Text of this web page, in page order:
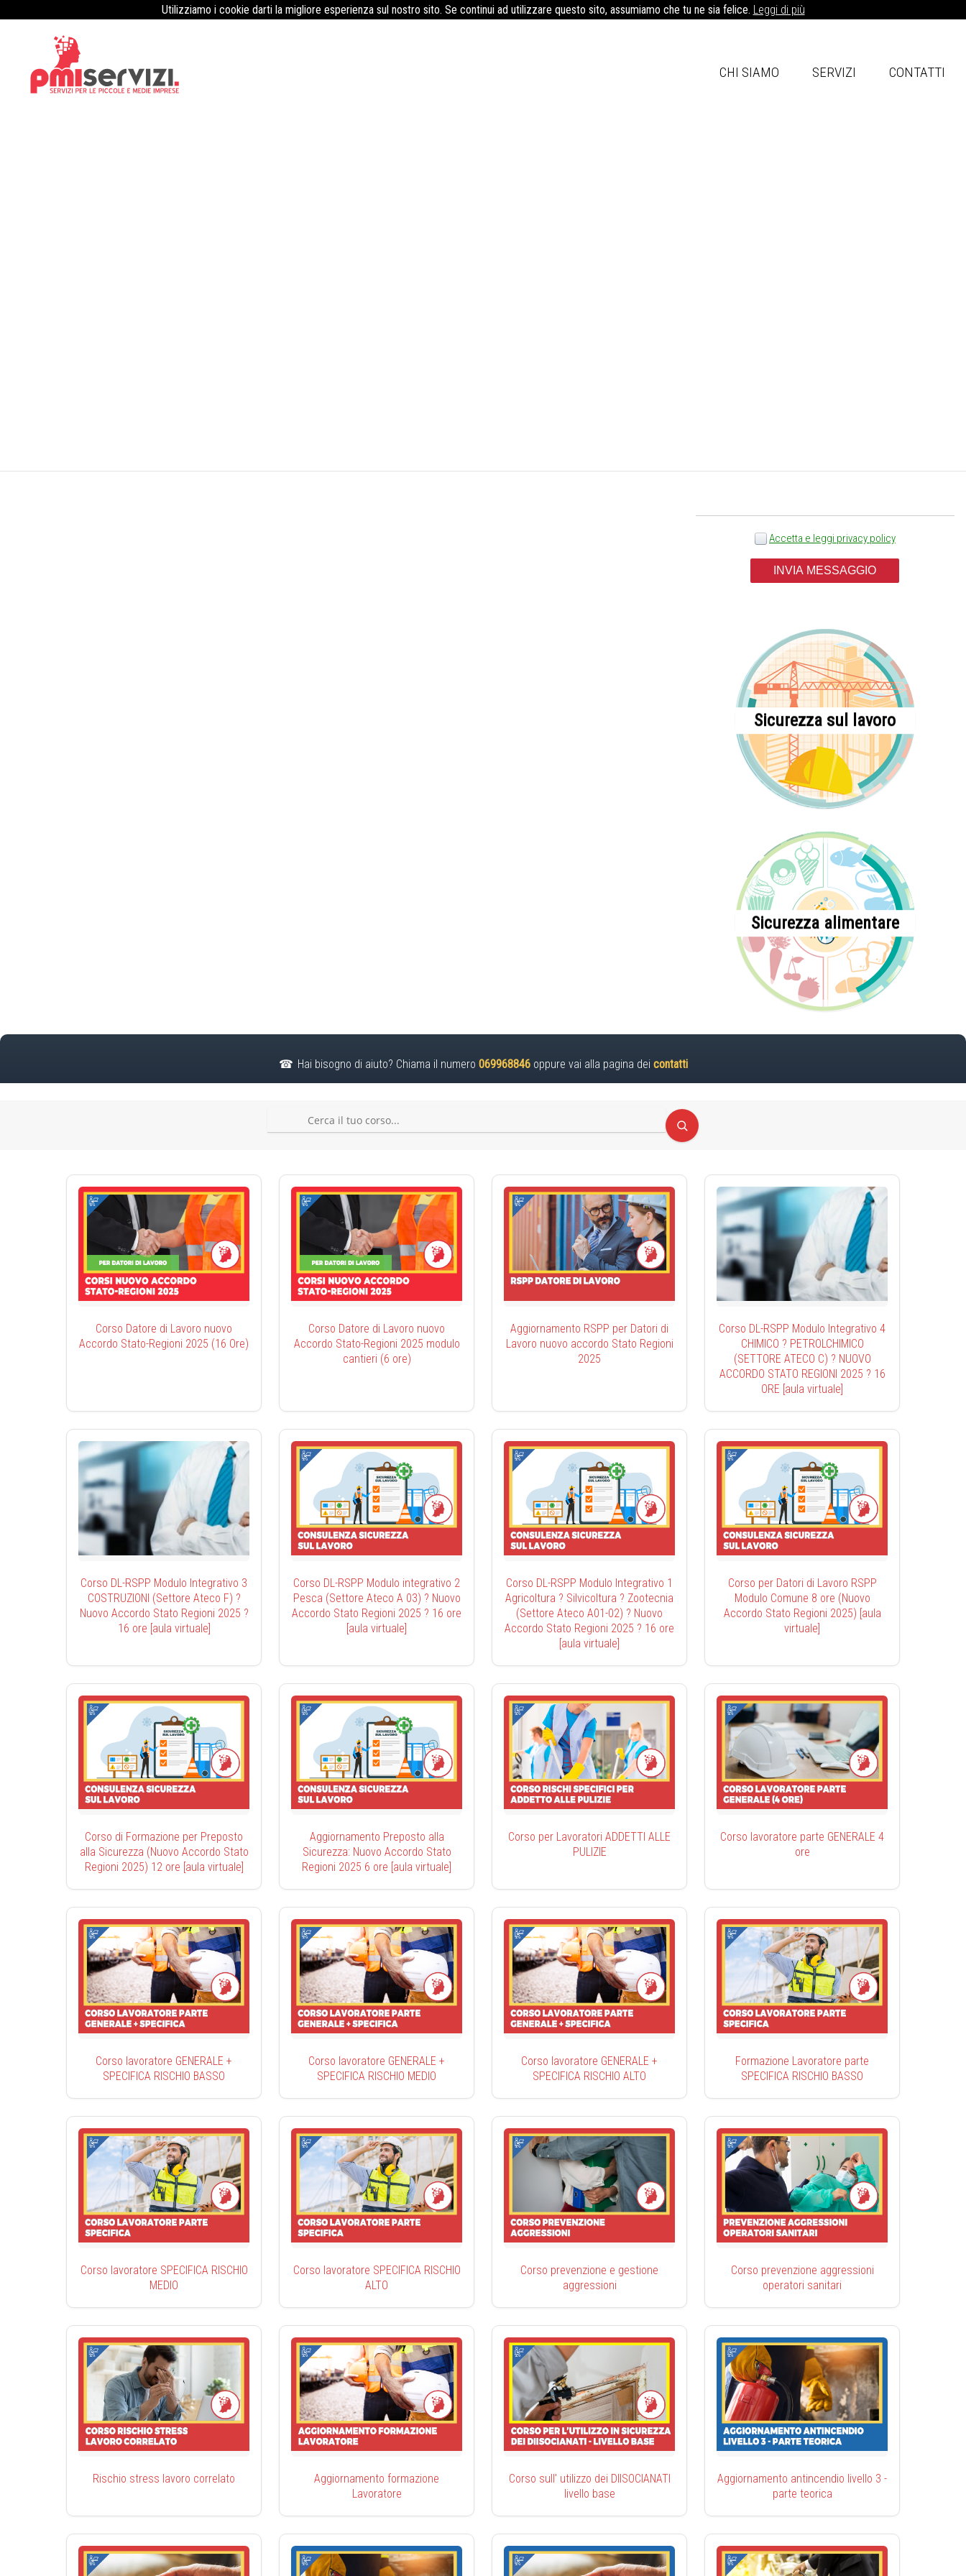
Utilizziamo i cookie darti la migliore esperienza sul nostro sito. Se continui ad utilizzare questo sito, assumiamo che tu ne sia felice. Leggi di più
CHI SIAMO SERVIZI CONTATTI
Accetta e leggi privacy policy
INVIA MESSAGGIO
Sicurezza sul lavoro
Sicurezza alimentare
Hai bisogno di aiuto? Chiama il numero 069968846oppure vai alla pagina dei contatti
Corso Datore di Lavoro nuovo
Accordo Stato-Regioni 2025 (16 Ore)
Corso Datore di Lavoro nuovo
Accordo Stato-Regioni 2025 modulo
cantieri (6 ore)
Aggiornamento RSPP per Datori di
Lavoro nuovo accordo Stato Regioni
2025
Corso DL-RSPP Modulo Integrativo 4
CHIMICO ? PETROLCHIMICO
(SETTORE ATECO C) ? NUOVO
ACCORDO STATO REGIONI 2025 ? 16
ORE [aula virtuale]
Corso DL-RSPP Modulo Integrativo 3
COSTRUZIONI (Settore Ateco F) ?
Nuovo Accordo Stato Regioni 2025 ?
16 ore [aula virtuale]
Corso DL-RSPP Modulo integrativo 2
Pesca (Settore Ateco A 03) ? Nuovo
Accordo Stato Regioni 2025 ? 16 ore
[aula virtuale]
Corso DL-RSPP Modulo Integrativo 1
Agricoltura ? Silvicoltura ? Zootecnia
(Settore Ateco A01-02) ? Nuovo
Accordo Stato Regioni 2025 ? 16 ore
[aula virtuale]
Corso per Datori di Lavoro RSPP
Modulo Comune 8 ore (Nuovo
Accordo Stato Regioni 2025) [aula
virtuale]
Corso di Formazione per Preposto
alla Sicurezza (Nuovo Accordo Stato
Regioni 2025) 12 ore [aula virtuale]
Aggiornamento Preposto alla
Sicurezza: Nuovo Accordo Stato
Regioni 2025 6 ore [aula virtuale]
Corso per Lavoratori ADDETTI ALLE
PULIZIE
Corso lavoratore parte GENERALE 4
ore
Corso lavoratore GENERALE +
SPECIFICA RISCHIO BASSO
Corso lavoratore GENERALE +
SPECIFICA RISCHIO MEDIO
Corso lavoratore GENERALE +
SPECIFICA RISCHIO ALTO
Formazione Lavoratore parte
SPECIFICA RISCHIO BASSO
Corso lavoratore SPECIFICA RISCHIO
MEDIO
Corso lavoratore SPECIFICA RISCHIO
ALTO
Corso prevenzione e gestione
aggressioni
Corso prevenzione aggressioni
operatori sanitari
Rischio stress lavoro correlato
Aggiornamento formazione
Lavoratore
Corso sull' utilizzo dei DIISOCIANATI
livello base
Aggiornamento antincendio livello 3 -
parte teorica